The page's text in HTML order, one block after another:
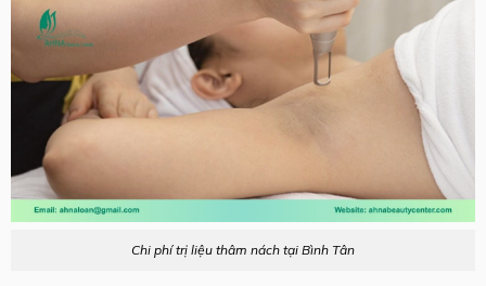
Chi phí trị liệu thâm nách tại Bình Tân